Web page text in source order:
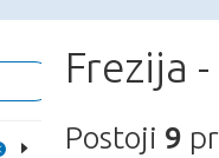
Frezija
Postoji 9